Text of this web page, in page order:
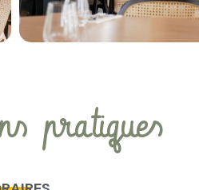
pratiques